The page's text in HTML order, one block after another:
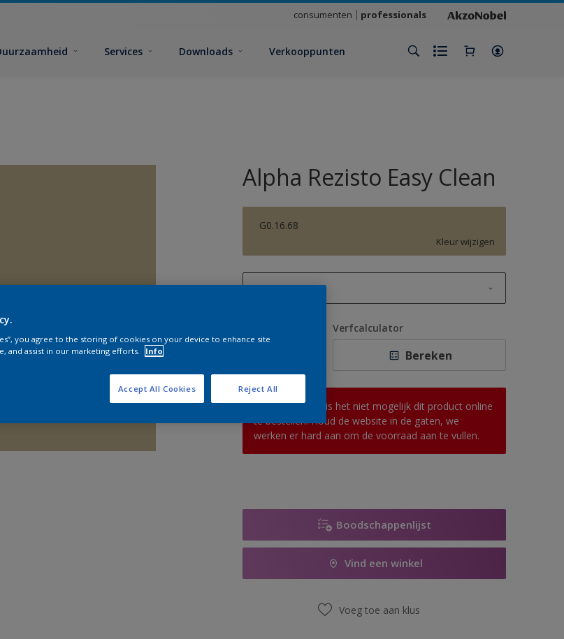
consumenten professionals
Services Downloads Verkooppunten
Alpha Rezisto Easy Clean
G0.16.68
Kleur wijzigen
1 L
2,5 L
10 L
Verfcalculator
Bereken
Op dit moment is het niet mogelijk dit product online
te bestellen. Houd de website in de gaten, we
werken er hard aan om de voorraad aan te vullen.
Boodschappenlijst
Vind een winkel
Voeg toe aan klus
you agree to the storing of cookies on your device to enhance site
and assist in our marketing efforts.
Info
Reject All
Accept All Cookies